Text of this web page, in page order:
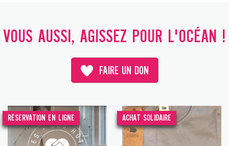
VOUS AUSSI, AGISSEZ POUR L'OCÉAN !
FAIRE UN DON
RÉSERVATION EN LIGNE ACHAT SOLIDAIRE